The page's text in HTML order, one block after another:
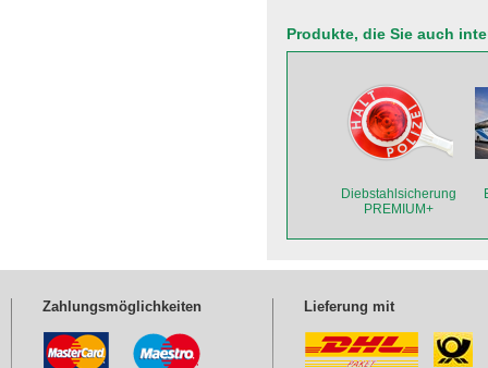
Produkte, die Sie auch
Diebstahlsicherung
PREMIUM+
Zahlungsmöglichkeiten Lieferung mit